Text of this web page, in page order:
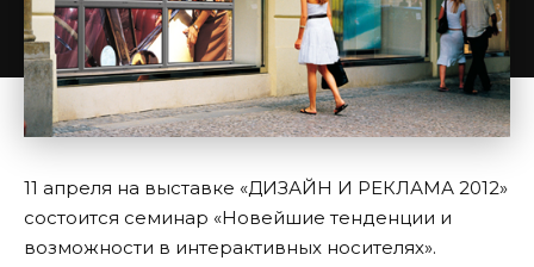
11 апреля на выставке «ДИЗАЙН И РЕКЛАМА 2012»
состоится семинар «Новейшие тенденции и
возможности в интерактивных носителях».